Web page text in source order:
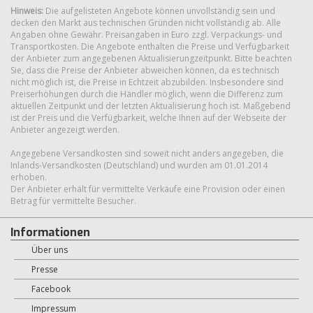
Hinweis: Die aufgelisteten Angebote können unvollständig sein und
decken den Markt aus technischen Gründen nicht vollständig ab. Alle
Angaben ohne Gewähr. Preisangaben in Euro zzgl. Verpackungs- und
Transportkosten. Die Angebote enthalten die Preise und Verfügbarkeit
der Anbieter zum angegebenen Aktualisierungzeitpunkt. Bitte beachten
Sie, dass die Preise der Anbieter abweichen können, da es technisch
nicht möglich ist, die Preise in Echtzeit abzubilden. Insbesondere sind
Preiserhöhungen durch die Händler möglich, wenn die Differenz zum
aktuellen Zeitpunkt und der letzten Aktualisierung hoch ist. Maßgebend
ist der Preis und die Verfügbarkeit, welche Ihnen auf der Webseite der
Anbieter angezeigt werden.
Angegebene Versandkosten sind soweit nicht anders angegeben, die
Inlands-Versandkosten (Deutschland) und wurden am 01.01.2014
erhoben.
Der Anbieter erhält für vermittelte Verkäufe eine Provision oder einen
Betrag für vermittelte Besucher.
Informationen
Über uns
Presse
Facebook
Impressum